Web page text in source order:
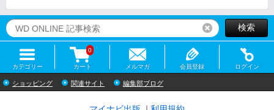
リセット検索
カテゴリー カート
0
メルマガ 会員登録 ログイン
ショッピング 関連サイト 編集部ブログ